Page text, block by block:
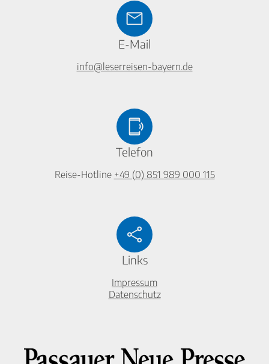
E-Mail
info@leserreisen-bayern.de
Telefon
Reise-Hotline +49 (0) 851 989 000 115
Links
Impressum
Datenschutz